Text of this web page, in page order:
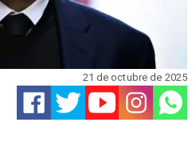
21 de octubre de 2025